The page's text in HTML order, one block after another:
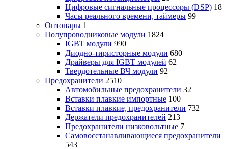
Цифровые сигнальные процессоры (DSP) 18
Часы реального времени, таймеры 99
Оптопары 1
Полупроводниковые модули 1824
IGBT модули 990
Диодно-тиристорные модули 680
Драйверы для IGBT модулей 62
Твердотельные ВЧ модули 92
Предохранители 2510
Автомобильные предохранители 32
Вставки плавкие импортные 100
Вставки плавкие, предохранители 732
Держатели предохранителей 213
Предохранители низковольтные 7
Самовосстанавливающиеся предохранители
543